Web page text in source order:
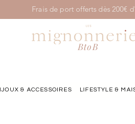
Frais de port offerts dès 200€
BtoB
& ACCESSOIRES LIFESTYLE &